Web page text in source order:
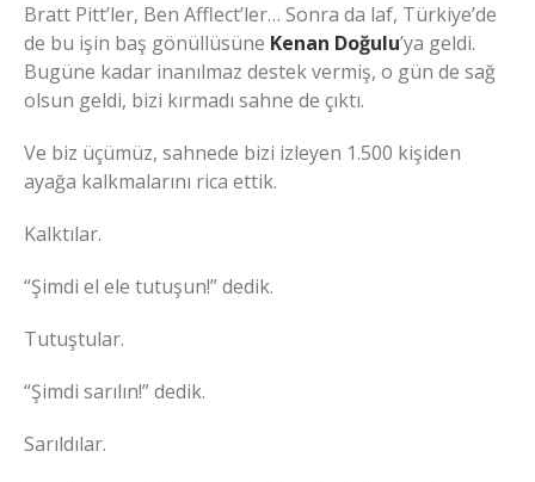
Bratt Pitt’ler, Ben Afflect’ler… Sonra da laf, Türkiye’de
de bu işin baş gönüllüsüne Kenan Doğulu’ya geldi.
Bugüne kadar inanılmaz destek vermiş, o gün de sağ
olsun geldi, bizi kırmadı sahne de çıktı.
Ve biz üçümüz, sahnede bizi izleyen 1.500 kişiden
ayağa kalkmalarını rica ettik.
Kalktılar.
“Şimdi el ele tutuşun!” dedik.
Tutuştular.
“Şimdi sarılın!” dedik.
Sarıldılar.